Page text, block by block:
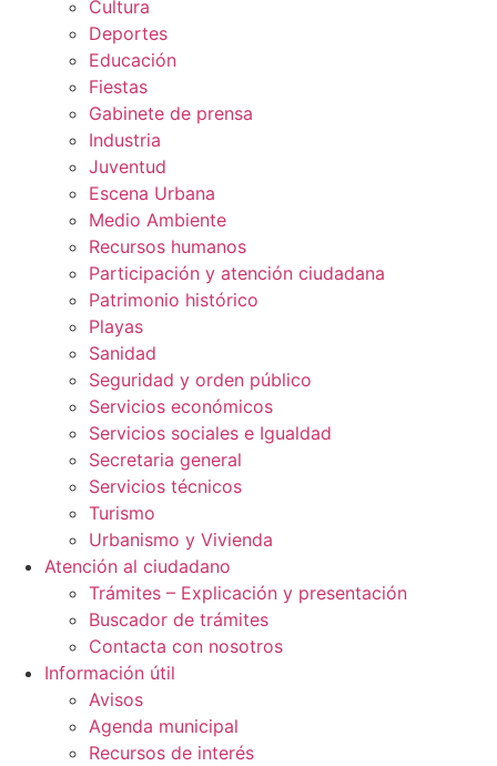
Cultura
Deportes
Educación
Fiestas
Gabinete de prensa
Industria
Juventud
Escena Urbana
Medio Ambiente
Recursos humanos
Participación y atención ciudadana
Patrimonio histórico
Playas
Sanidad
Seguridad y orden público
Servicios económicos
Servicios sociales e Igualdad
Secretaria general
Servicios técnicos
Turismo
Urbanismo y Vivienda
Atención al ciudadano
Trámites – Explicación y presentación
Buscador de trámites
Contacta con nosotros
Información útil
Avisos
Agenda municipal
Recursos de interés